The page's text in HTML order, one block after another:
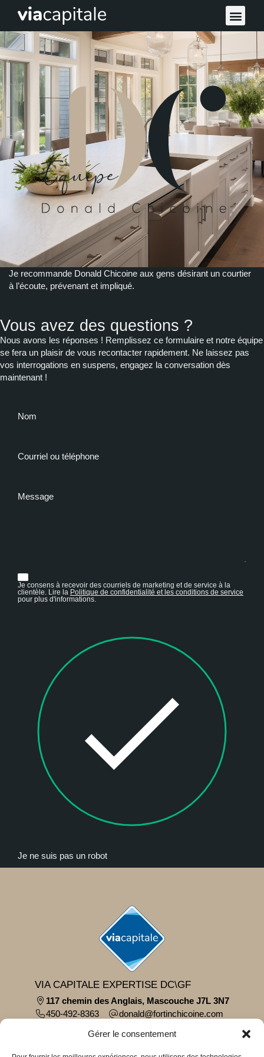
Gérer le consentement
Je recommande Donald Chicoine aux gens désirant un courtier
à l’écoute, prévenant et impliqué.
Vous avez des questions ?
Nous avons les réponses ! Remplissez ce formulaire et notre équipe
se fera un plaisir de vous recontacter rapidement. Ne laissez pas
vos interrogations en suspens, engagez la conversation dès
maintenant !
Nom
Courriel ou téléphone
Message
Je consens à recevoir des courriels de marketing et de service à la
clientèle. Lire la Politique de confidentialité et les conditions de service
pour plus d'informations.
Je ne suis pas un robot
VIA CAPITALE EXPERTISE DC\GF
117 chemin des Anglais, Mascouche J7L 3N7
450-492-8363
moc.eniocihcnitrof@dlanod